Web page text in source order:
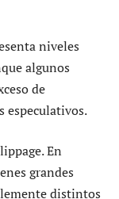
niveles
algunos
de
especulativos.
En
grandes
distintos